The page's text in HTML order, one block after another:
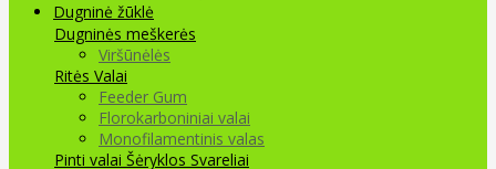
Dugninė žūklė
Dugninės meškerės
Viršūnėlės
Ritės Valai
Feeder Gum
Florokarboniniai valai
Monofilamentinis valas
Pinti valai Šėryklos Svareliai